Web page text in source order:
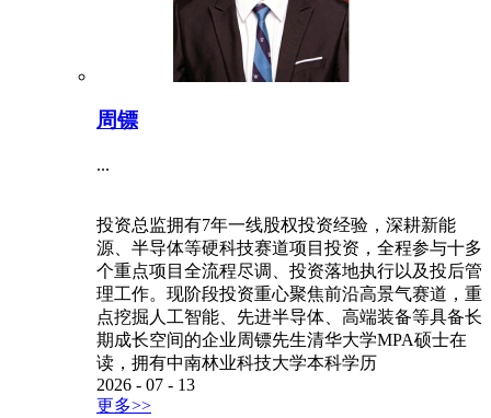
周镖
...
投资总监拥有7年一线股权投资经验，深耕新能
源、半导体等硬科技赛道项目投资，全程参与十多
个重点项目全流程尽调、投资落地执行以及投后管
理工作。现阶段投资重心聚焦前沿高景气赛道，重
点挖掘人工智能、先进半导体、高端装备等具备长
期成长空间的企业周镖先生清华大学MPA硕士在
读，拥有中南林业科技大学本科学历
2026 - 07 - 13
更多>>